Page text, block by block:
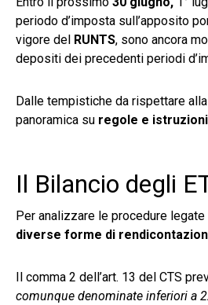
periodo d’imposta sull’apposito
vigore del RUNTS, sono ancora
depositi dei precedenti periodi
Dalle tempistiche da rispettare
panoramica su regole e istruzioni
Il Bilancio degli
Per analizzare le procedure
diverse forme di
Il comma 2 dell’art. 13 del CTS
comunque denominate inferiori a